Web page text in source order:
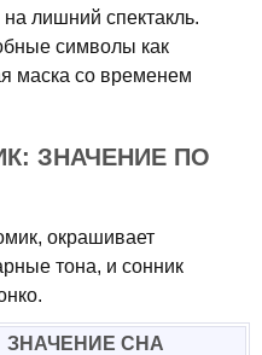
на лишний спектакль.
символы как
маска со временем
ЗНАЧЕНИЕ ПО
окрашивает
тона, и сонник
ЗНАЧЕНИЕ СНА